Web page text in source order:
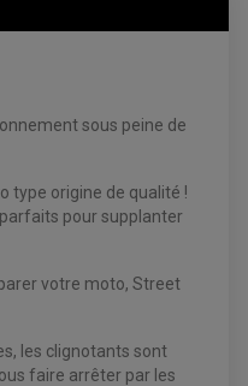
sous peine de
type origine de qualité !
pour supplanter
votre moto, Street
les clignotants sont
faire arrêter par les